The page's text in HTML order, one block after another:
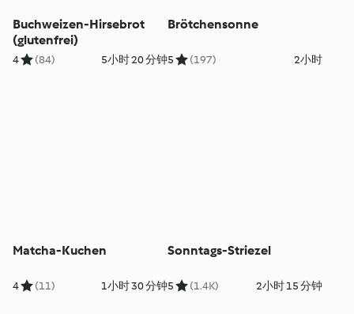
Buchweizen-Hirsebrot
(glutenfrei)
4 (84) 5小时 20 分钟
Brötchensonne
5 (197) 2小时
Matcha-Kuchen
4 (11) 1小时 30 分钟
Sonntags-Striezel
5 (1.4K) 2小时 15 分钟